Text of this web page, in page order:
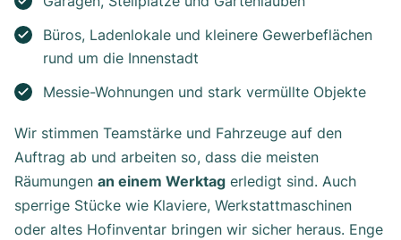
Büros, Ladenlokale und kleinere Gewerbeflächen
rund um die Innenstadt
Messie-Wohnungen und stark vermüllte Objekte
Wir stimmen Teamstärke und Fahrzeuge auf den
Auftrag ab und arbeiten so, dass die meisten
Räumungen an einem Werktag erledigt sind. Auch
sperrige Stücke wie Klaviere, Werkstattmaschinen
oder altes Hofinventar bringen wir sicher heraus. Enge